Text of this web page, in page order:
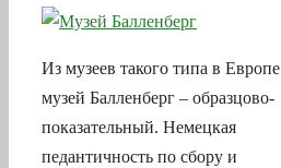
Из музеев такого типа в Европе
музей Балленберг – образцово-
показательный. Немецкая
педантичность по сбору и